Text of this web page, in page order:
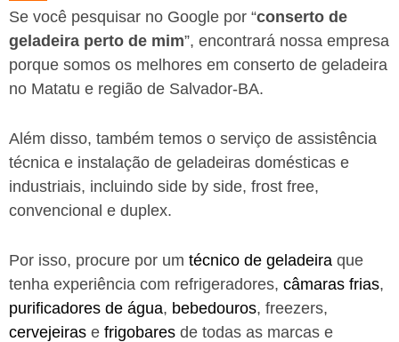
Se você pesquisar no Google por “conserto de
geladeira perto de mim”, encontrará nossa empresa
porque somos os melhores em conserto de geladeira
no Matatu e região de Salvador-BA.
Além disso, também temos o serviço de assistência
técnica e instalação de geladeiras domésticas e
industriais, incluindo side by side, frost free,
convencional e duplex.
Por isso, procure por um técnico de geladeira que
tenha experiência com refrigeradores, câmaras frias,
purificadores de água, bebedouros, freezers,
cervejeiras e frigobares de todas as marcas e